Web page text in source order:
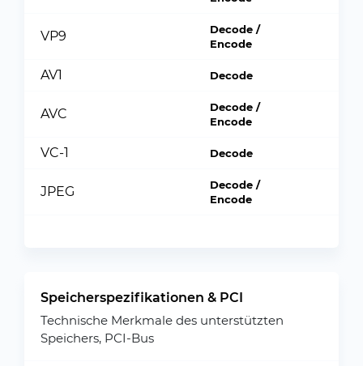
VP9
Decode /
Encode
AV1 Decode
AVC
Decode /
Encode
VC-1 Decode
JPEG
Decode /
Encode
Speicherspezifikationen & PCI
Technische Merkmale des unterstützten
Speichers, PCI-Bus